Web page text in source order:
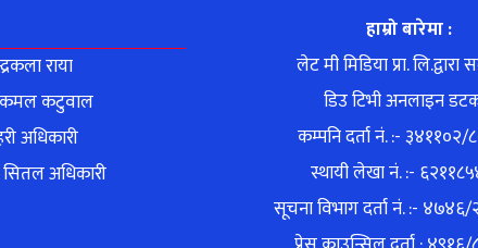
राया
कमल कटुवाल
अधिकारी
सितल अधिकारी
हाम्रो बारेमा :
लेट मी मिडिया प्रा. लि.द्वारा
डिउ टिभी अनलाइन
कम्पनि दर्ता नं. :- ३४११०२/
स्थायी लेखा नं. :-
सूचना विभाग दर्ता नं. :-